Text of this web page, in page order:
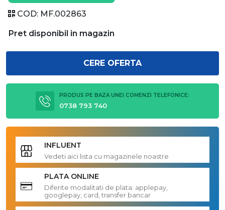
COD: MF.002863
Pret disponibil in magazin
CERE OFERTA
PRODUS PE BAZA UNEI COMENZI TELEFONICE:
0738 793 740
INFLUENT
Vedeti aici lista cu magazinele noastre
PLATA ONLINE
Diferite modalitati de plata: applepay,
googlepay, card, transfer bancar